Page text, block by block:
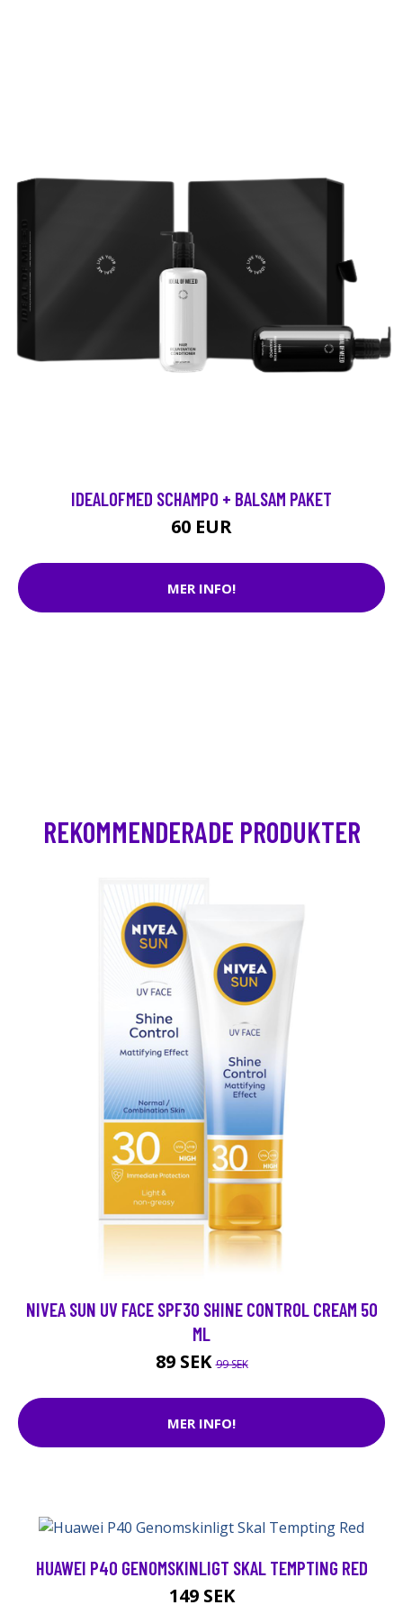
IDEALOFMED SCHAMPO + BALSAM PAKET
60 EUR
MER INFO!
REKOMMENDERADE PRODUKTER
NIVEA SUN UV FACE SPF30 SHINE CONTROL CREAM 50
ML
89 SEK99 SEK
MER INFO!
HUAWEI P40 GENOMSKINLIGT SKAL TEMPTING RED
149 SEK